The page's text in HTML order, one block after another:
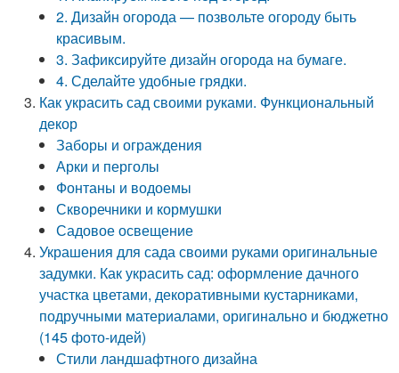
2. Дизайн огорода — позвольте огороду быть
красивым.
3. Зафиксируйте дизайн огорода на бумаге.
4. Сделайте удобные грядки.
Как украсить сад своими руками. Функциональный
декор
Заборы и ограждения
Арки и перголы
Фонтаны и водоемы
Скворечники и кормушки
Садовое освещение
Украшения для сада своими руками оригинальные
задумки. Как украсить сад: оформление дачного
участка цветами, декоративными кустарниками,
подручными материалами, оригинально и бюджетно
(145 фото-идей)
Стили ландшафтного дизайна